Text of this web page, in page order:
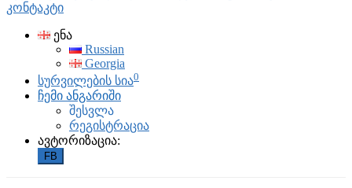
კონტაკტი
ენა
Russian
Georgia
სურვილების სია0
ჩემი ანგარიში
შესვლა
რეგისტრაცია
ავტორიზაცია:
FB